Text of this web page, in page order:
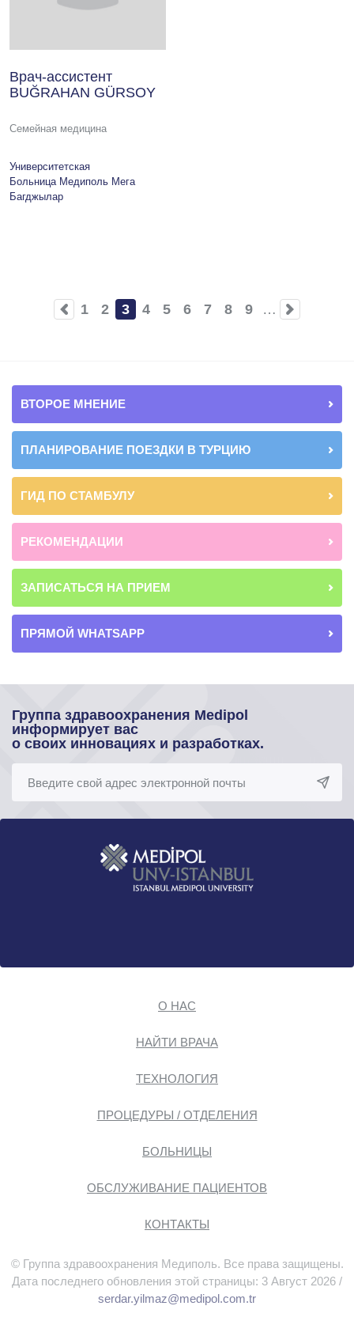
Врач-ассистент
BUĞRAHAN GÜRSOY
Семейная медицина
Университетская
Больница Медиполь Мега
Багджылар
Page
1 Page
2
Current
3 Page
4 Page
5 Page
6 Page
7 Page
8 Page
9 …
ВТОРОЕ МНЕНИЕ
ПЛАНИРОВАНИЕ ПОЕЗДКИ В ТУРЦИЮ
ГИД ПО СТАМБУЛУ
РЕКОМЕНДАЦИИ
ЗАПИСАТЬСЯ НА ПРИЕМ
ПРЯМОЙ WHATSAPP
Группа здравоохранения Medipol
информирует вас
о своих инновациях и разработках.
О НАС
НАЙТИ ВРАЧА
ТЕХНОЛОГИЯ
ПРОЦЕДУРЫ / ОТДЕЛЕНИЯ
БОЛЬНИЦЫ
ОБСЛУЖИВАНИЕ ПАЦИЕНТОВ
КОНТАКТЫ
© Группа здравоохранения Медиполь. Все права защищены.
Дата последнего обновления этой страницы: 3 Август 2026 /
serdar.yilmaz@medipol.com.tr